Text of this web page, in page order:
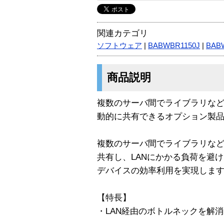
関連カテゴリ
ソフトウェア BABWBR1150J
商品説明
複数のサーバ間でライブラリな
動的に共有できるオプション製品
複数のサーバ間でライブラリな
共有し、LANにかかる負荷を避
デバイスの効率利用を実現しま
【特長】
・LAN経由のボトルネックを解